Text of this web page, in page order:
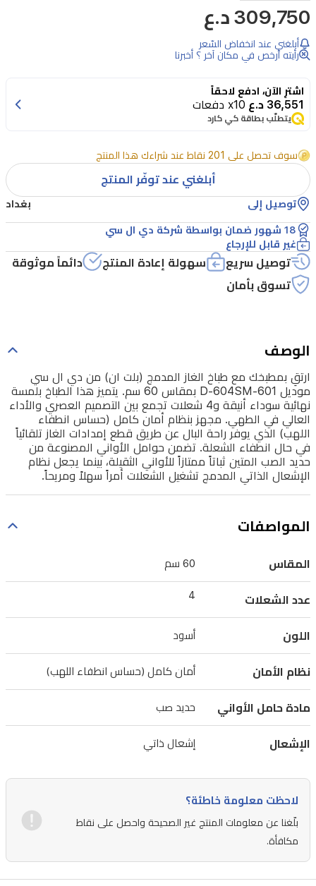
بمطبخك
مع
طباخ
المدمج
(بلت
من
دي
ال
سي
موديل
D-
604SM-
601
يتميز
هذا
الطباخ
بلمسة
نهائية
سوداء
شعلات
التصميم
العصري
والأداء
في
الطهي.
مجهز
بنظام
كامل
(حساس
انطفاء
309,750 د.ع
أبلغني عند انخفاض السّعر
رأيته أرخص في مكان آخر ؟ أخبرنا
اشترِ الآن، ادفع لاحقاً
36,551 د.ع x10 دفعات
يتطلّب بطاقة كي كارد
سوف تحصل على 201 نقاط عند شراءك هذا المنتج
أبلغني عند توفّر المنتج
توصيل إلى بغداد
18 شهور ضمان بواسطة شركة دي ال سي
غير قابل للإرجاع
توصيل سريع سهولة إعادة المنتج
دائماً موثوقة
تسوق بأمان
الوصف
ارتقِ بمطبخك مع طباخ الغاز المدمج (بلت ان) من دي ال سي
موديل D-604SM-601 بمقاس 60 سم. يتميز هذا الطباخ بلمسة
نهائية سوداء أنيقة و4 شعلات تجمع بين التصميم العصري والأداء
العالي في الطهي. مجهز بنظام أمان كامل (حساس انطفاء
اللهب) الذي يوفر راحة البال عن طريق قطع إمدادات الغاز تلقائياً
في حال انطفاء الشعلة. تضمن حوامل الأواني المصنوعة من
حديد الصب المتين ثباتاً ممتازاً للأواني الثقيلة، بينما يجعل نظام
الإشعال الذاتي المدمج تشغيل الشعلات أمراً سهلاً ومريحاً.
المواصفات
المقاس 60 سم
عدد الشعلات 4
اللون أسود
نظام الأمان أمان كامل (حساس انطفاء اللهب)
مادة حامل الأواني حديد صب
الإشعال إشعال ذاتي
لاحظت معلومة خاطئة؟
بلّغنا عن معلومات المنتج غير الصحيحة واحصل على نقاط
مكافأة.